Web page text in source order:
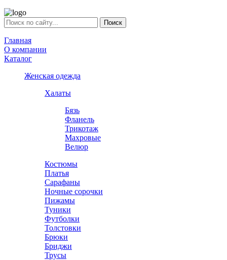
Главная
О компании
Каталог
Женская одежда
Халаты
Бязь
Фланель
Трикотаж
Махровые
Велюр
Костюмы
Платья
Сарафаны
Ночные сорочки
Пижамы
Туники
Футболки
Толстовки
Брюки
Бриджи
Трусы